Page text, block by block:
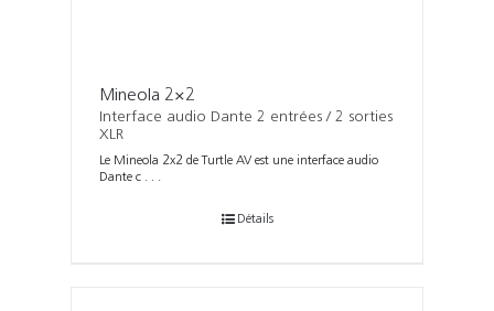
Mineola 2×2
Interface audio Dante 2 entrées / 2 sorties
XLR
Le Mineola 2x2 de Turtle AV est une interface audio
Dante c . . .
Détails